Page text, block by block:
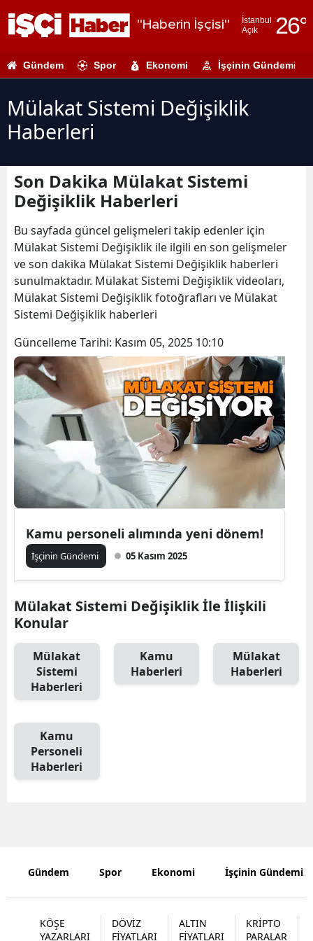
"Haberin İşçisi"
İstanbul
Açık
26°
Adıyaman
Artvin
Aydın
Balıkesir
Bingöl
Bitlis
Bolu
Burdur
Bursa
Çanakkale
Çankırı
Diyarbakır
Edirne
Elazığ
Hakkari
Hatay
Isparta
Gündem Spor Ekonomi İşçinin Gündemi
Mülakat Sistemi Değişiklik
Haberleri
Son Dakika Mülakat Sistemi
Değişiklik Haberleri
Bu sayfada güncel gelişmeleri takip edenler için
Mülakat Sistemi Değişiklik ile ilgili en son gelişmeler
ve son dakika Mülakat Sistemi Değişiklik haberleri
sunulmaktadır. Mülakat Sistemi Değişiklik videoları,
Mülakat Sistemi Değişiklik fotoğrafları ve Mülakat
Sistemi Değişiklik haberleri
Güncelleme Tarihi: Kasım 05, 2025 10:10
Kamu personeli alımında yeni dönem!
İşçinin Gündemi 05 Kasım 2025
Mülakat Sistemi Değişiklik İle İlişkili
Konular
Mülakat
Sistemi
Haberleri
Kamu
Haberleri
Mülakat
Haberleri
Kamu
Personeli
Haberleri
Gündem Spor Ekonomi İşçinin Gündemi
KÖŞE
YAZARLARI
DÖVİZ
FİYATLARI
ALTIN
FİYATLARI
KRİPTO
PARALAR